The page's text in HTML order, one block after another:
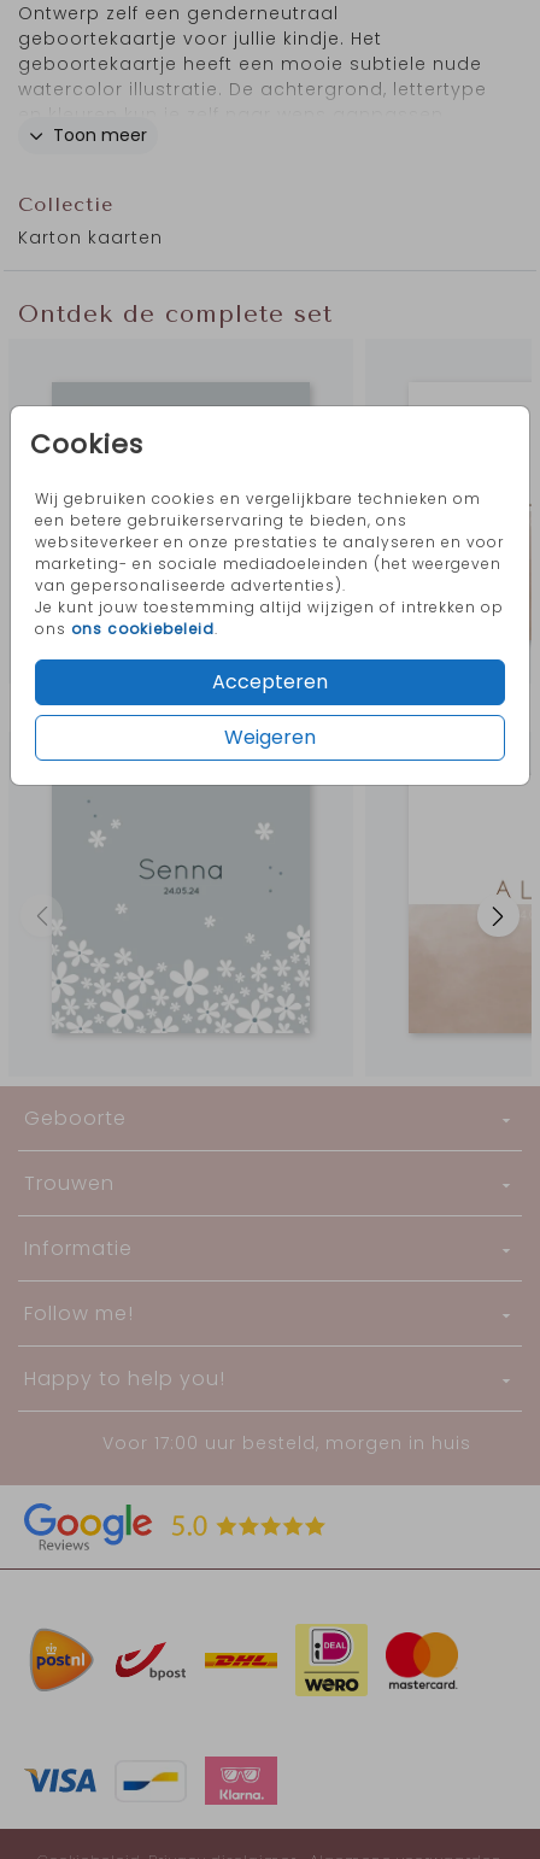
Cookies
Wij gebruiken cookies en vergelijkbare technieken om
een betere gebruikerservaring te bieden, ons
websiteverkeer en onze prestaties te analyseren en voor
marketing- en sociale mediadoeleinden (het weergeven
van gepersonaliseerde advertenties).
Je kunt jouw toestemming altijd wijzigen of intrekken op
ons ons cookiebeleid.
Accepteren
Weigeren
Ontwerp zelf een genderneutraal
geboortekaartje voor jullie kindje. Het
geboortekaartje heeft een mooie subtiele nude
watercolor illustratie. De achtergrond, lettertype
Toon meer
Collectie
Karton kaarten
Ontdek de complete set
Meer in deze stijl
Geboorte
Trouwen
Informatie
Follow me!
Happy to help you!
Voor 17:00 uur besteld, morgen in huis